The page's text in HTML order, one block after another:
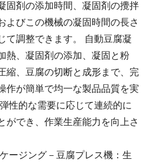
固剤の添加時間、凝固剤の攪拌
よびこの機械の凝固時間の長さ
て調整できます。 自動豆腐凝
熱、凝固剤の添加、凝固と粉
縮、豆腐の切断と成形まで、完
作が簡単で均一な製品品質を実
性的な需要に応じて連続的に
ができ、作業生産能力を向上さ
ージング－豆腐プレス機：生